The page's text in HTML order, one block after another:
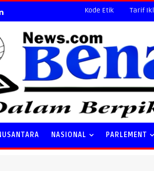
Kode Etik Tarif
NASIONAL PARLEMENT